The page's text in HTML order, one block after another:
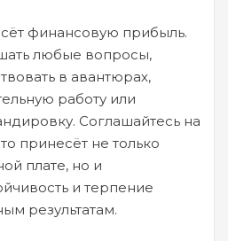
финансовую прибыль.
любые вопросы,
в авантюрах,
работу или
Соглашайтесь на
принесёт не только
плате, но и
и терпение
результатам.